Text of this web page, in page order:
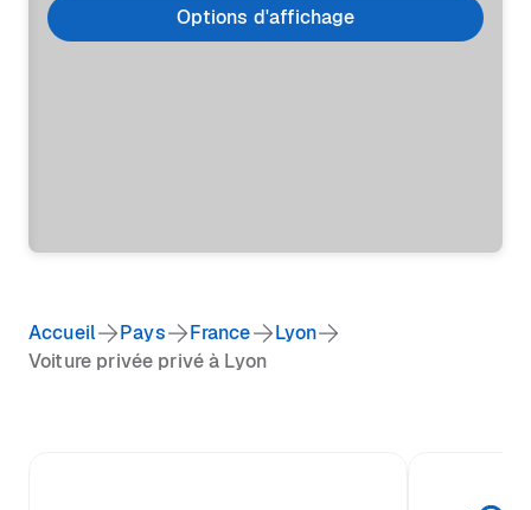
Options d'affichage
Accueil Pays France
Lyon
Voiture privée privé à Lyon